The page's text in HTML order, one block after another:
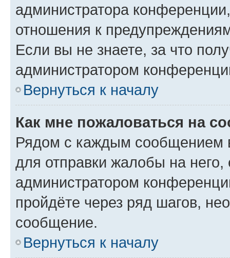
администратора
отношения к
Если вы не знаете, за что
администратором
Вернуться к началу
Как мне пожаловаться на
Рядом с каждым сообщением
для отправки жалобы на
администратором
пройдёте через ряд шагов,
сообщение.
Вернуться к началу